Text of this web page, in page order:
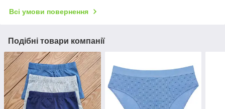
Всі умови повернення
Подібні товари компанії